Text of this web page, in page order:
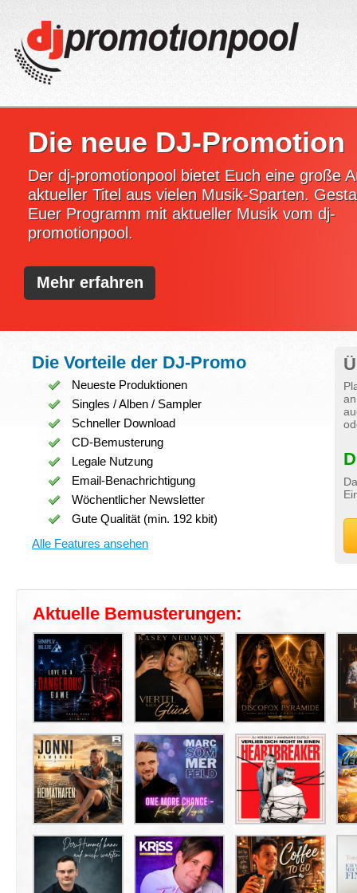
Die neue DJ-Promotion
Der dj-promotionpool bietet Euch eine große
aktueller Titel aus vielen Musik-Sparten.
Euer Programm mit aktueller Musik vom dj-
promotionpool.
Mehr erfahren
Die Vorteile der DJ-Promo
Neueste Produktionen
Singles / Alben / Sampler
Schneller Download
CD-Bemusterung
Legale Nutzung
Email-Benachrichtigung
Wöchentlicher Newsletter
Gute Qualität (min. 192 kbit)
Alle Features ansehen
Aktuelle Bemusterungen: